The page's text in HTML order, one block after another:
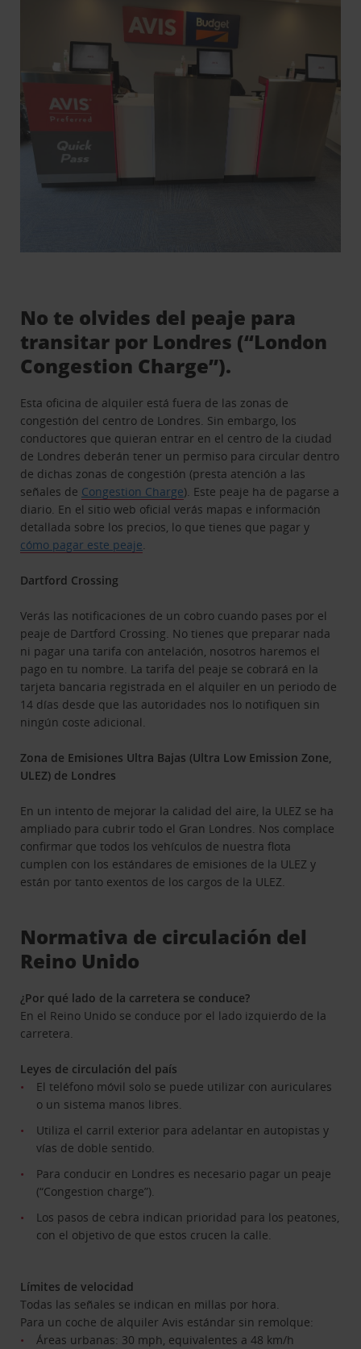
No te olvides del peaje para
transitar por Londres (“London
Congestion Charge”).
Esta oficina de alquiler está fuera de las zonas de
congestión del centro de Londres. Sin embargo, los
conductores que quieran entrar en el centro de la ciudad
de Londres deberán tener un permiso para circular dentro
de dichas zonas de congestión (presta atención a las
señales de Congestion Charge). Este peaje ha de pagarse a
diario. En el sitio web oficial verás mapas e información
detallada sobre los precios, lo que tienes que pagar y
cómo pagar este peaje.
Dartford Crossing
Verás las notificaciones de un cobro cuando pases por el
peaje de Dartford Crossing. No tienes que preparar nada
ni pagar una tarifa con antelación, nosotros haremos el
pago en tu nombre. La tarifa del peaje se cobrará en la
tarjeta bancaria registrada en el alquiler en un periodo de
14 días desde que las autoridades nos lo notifiquen sin
ningún coste adicional.
Zona de Emisiones Ultra Bajas (Ultra Low Emission Zone,
ULEZ) de Londres
En un intento de mejorar la calidad del aire, la ULEZ se ha
ampliado para cubrir todo el Gran Londres. Nos complace
confirmar que todos los vehículos de nuestra flota
cumplen con los estándares de emisiones de la ULEZ y
están por tanto exentos de los cargos de la ULEZ.
Normativa de circulación del
Reino Unido
¿Por qué lado de la carretera se conduce?
En el Reino Unido se conduce por el lado izquierdo de la
carretera.
Leyes de circulación del país
El teléfono móvil solo se puede utilizar con auriculares
o un sistema manos libres.
Utiliza el carril exterior para adelantar en autopistas y
vías de doble sentido.
Para conducir en Londres es necesario pagar un peaje
(“Congestion charge”).
Los pasos de cebra indican prioridad para los peatones,
con el objetivo de que estos crucen la calle.
Límites de velocidad
Todas las señales se indican en millas por hora.
Para un coche de alquiler Avis estándar sin remolque:
Áreas urbanas: 30 mph, equivalentes a 48 km/h